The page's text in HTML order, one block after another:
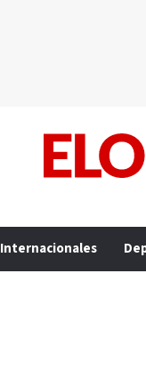
Internacionales